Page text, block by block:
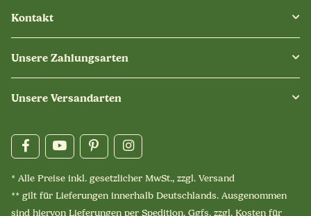
Kontakt
Unsere Zahlungsarten
Unsere Versandarten
* Alle Preise inkl. gesetzlicher MwSt., zzgl. Versand
** gilt für Lieferungen innerhalb Deutschlands. Ausgenommen
sind hiervon Lieferungen per Spedition. Ggfs. zzgl. Kosten für